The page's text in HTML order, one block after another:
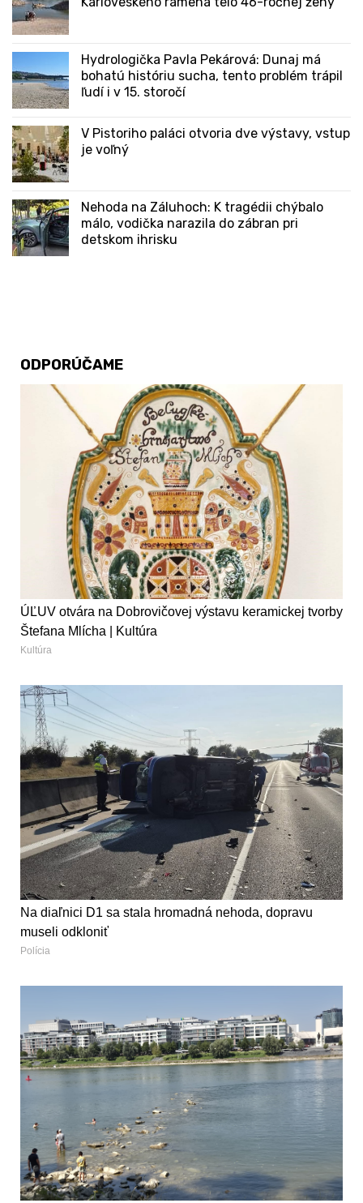
Hydrologička Pavla Pekárová: Dunaj má
bohatú históriu sucha, tento problém trápil
ľudí i v 15. storočí
V Pistoriho paláci otvoria dve výstavy, vstup
je voľný
Nehoda na Záluhoch: K tragédii chýbalo
málo, vodička narazila do zábran pri
detskom ihrisku
ODPORÚČAME
ÚĽUV otvára na Dobrovičovej výstavu keramickej tvorby
Štefana Mlícha | Kultúra
Kultúra
Na diaľnici D1 sa stala hromadná nehoda, dopravu
museli odkloniť
Polícia